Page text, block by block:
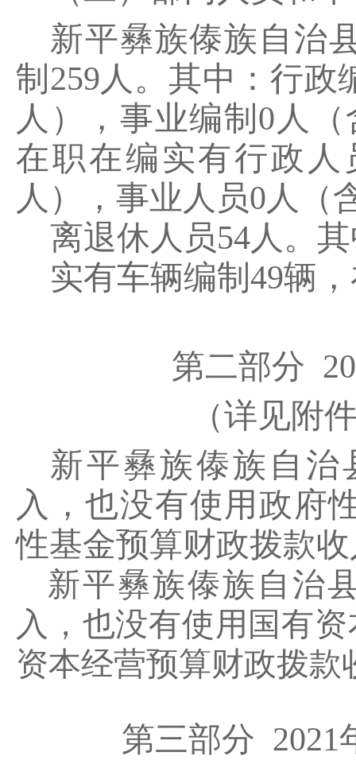
新平彝族傣族自治
制 259人。其中：行政
人），事业编制 0 人
在职在编实有行政人
人），事业人员0人（
离退休人员54人。
实有车辆编制 49辆
第二部分
（详见附件
新平彝族傣族自
入，也没有使用政府
性基金预算财政拨款
新平彝族傣族自治
入，也没有使用国有
资本经营预算财政拨
第三部分 2021